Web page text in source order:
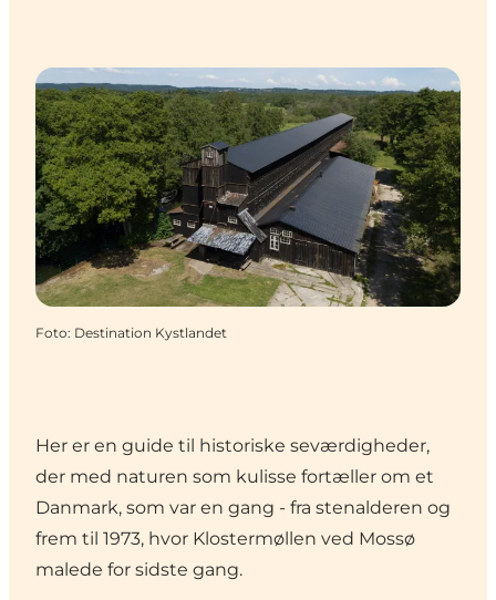
Foto: Destination Kystlandet
Her er en guide til historiske seværdigheder,
der med naturen som kulisse fortæller om et
Danmark, som var en gang - fra stenalderen og
frem til 1973, hvor Klostermøllen ved Mossø
malede for sidste gang.